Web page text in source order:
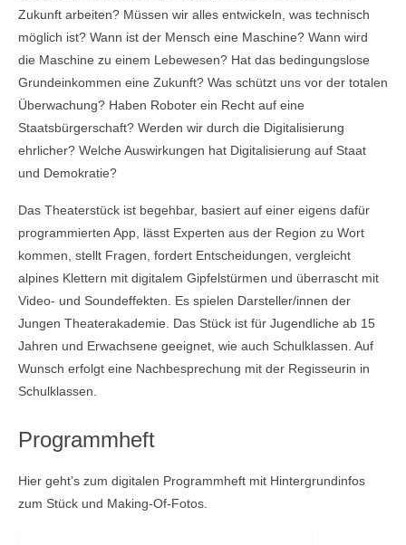
Zukunft arbeiten? Müssen wir alles entwickeln, was technisch
möglich ist? Wann ist der Mensch eine Maschine? Wann wird
die Maschine zu einem Lebewesen? Hat das bedingungslose
Grundeinkommen eine Zukunft? Was schützt uns vor der totalen
Überwachung? Haben Roboter ein Recht auf eine
Staatsbürgerschaft? Werden wir durch die Digitalisierung
ehrlicher? Welche Auswirkungen hat Digitalisierung auf Staat
und Demokratie?
Das Theaterstück ist begehbar, basiert auf einer eigens dafür
programmierten App, lässt Experten aus der Region zu Wort
kommen, stellt Fragen, fordert Entscheidungen, vergleicht
alpines Klettern mit digitalem Gipfelstürmen und überrascht mit
Video- und Soundeffekten. Es spielen Darsteller/innen der
Jungen Theaterakademie. Das Stück ist für Jugendliche ab 15
Jahren und Erwachsene geeignet, wie auch Schulklassen. Auf
Wunsch erfolgt eine Nachbesprechung mit der Regisseurin in
Schulklassen.
Programmheft
Hier geht’s zum digitalen Programmheft mit Hintergrundinfos
zum Stück und Making-Of-Fotos.